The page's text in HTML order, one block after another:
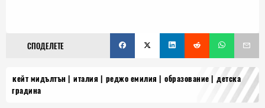
СПОДЕЛЕТЕ
кейт мидълтън италия реджо емилия образование
детска
градина